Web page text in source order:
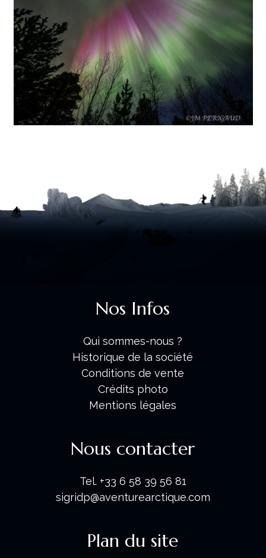
Nos Infos
Qui sommes-nous ?
Historique de la société
Conditions de vente
Crédits photo
Mentions légales
Nous contacter
Tel. +33 6 58 39 56 81
sigridp@aventurearctique.com
Plan du site